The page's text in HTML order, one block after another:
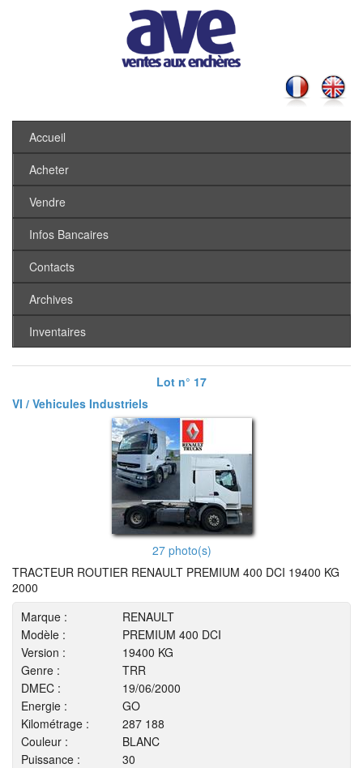
Accueil
Acheter
Vendre
Infos Bancaires
Contacts
Archives
Inventaires
Lot n° 17
VI / Vehicules Industriels
27 photo(s)
TRACTEUR ROUTIER RENAULT PREMIUM 400 DCI 19400 KG
2000
Marque :
RENAULT
Modèle :
PREMIUM 400 DCI
Version :
19400 KG
Genre :
TRR
DMEC :
19/06/2000
Energie :
GO
Kilométrage :
287 188
Couleur :
BLANC
Puissance :
30